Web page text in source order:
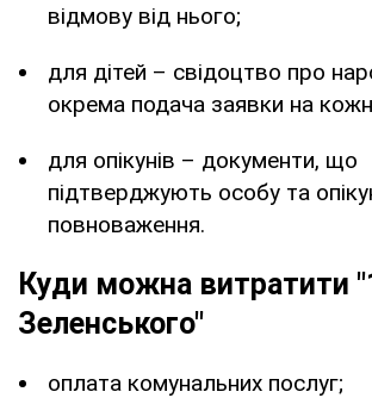
відмову від нього;
для дітей – свідоцтво про
окрема подача заявки на
для опікунів – документи, що
підтверджують особу та
повноваження.
Куди можна витратити
Зеленського"
оплата комунальних послуг;